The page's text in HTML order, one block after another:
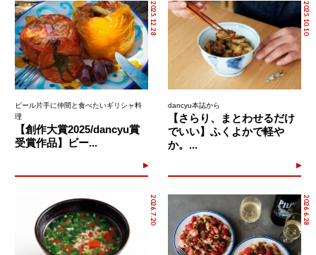
2025.12.28
ビール片手に仲間と食べたいギリシャ料
理
【創作大賞2025/dancyu賞
受賞作品】ビー...
2025.10.10
dancyu本誌から
【さらり、まとわせるだけ
でいい】ふくよかで軽や
か。...
2026.7.20 2026.6.28